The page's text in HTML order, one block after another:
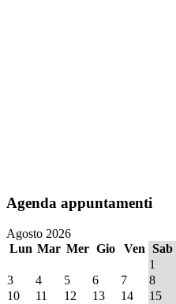
Agenda appuntamenti
Agosto 2026
Lun Mar Mer Gio Ven Sab
1
3
4 5 6 7 8
10
11 12 13 14 15